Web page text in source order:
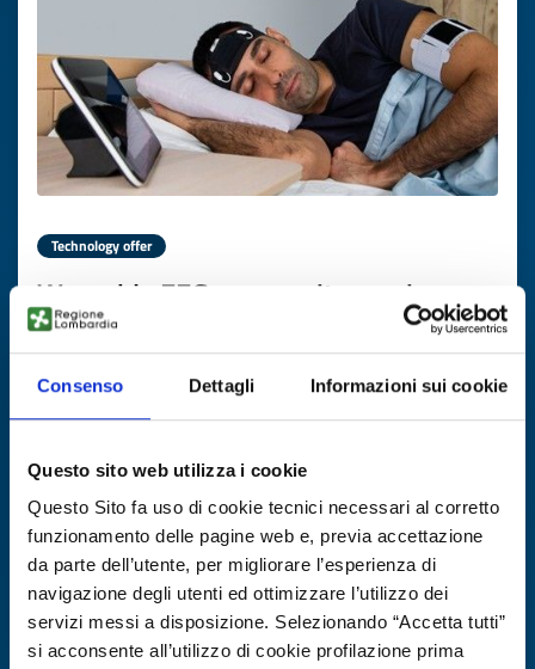
Consenso Dettagli Informazioni sui cookie
Questo sito web utilizza i cookie
Questo Sito fa uso di cookie tecnici necessari al corretto
funzionamento delle pagine web e, previa accettazione
da parte dell’utente, per migliorare l’esperienza di
navigazione degli utenti ed ottimizzare l’utilizzo dei
servizi messi a disposizione. Selezionando “Accetta tutti”
si acconsente all’utilizzo di cookie profilazione prima
Technology offer
Wearable EEG per monitoraggio
remoto di lunga durata
ID: TOCH20260121002
Expires on19 febbraio 2027